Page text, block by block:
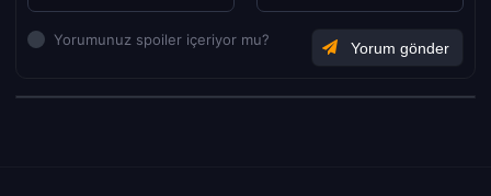
Yorumunuz spoiler içeriyor mu?